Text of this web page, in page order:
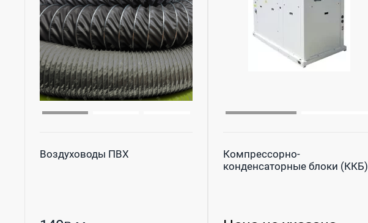
Воздуховоды ПВХ
Компрессорно-
конденсаторные блоки (ККБ)